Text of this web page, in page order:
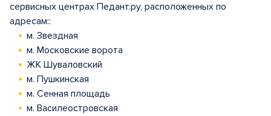
сервисных центрах Педант.ру, расположенных по
адресам::
м. Звездная
м. Московские ворота
ЖК Шуваловский
м. Пушкинская
м. Сенная площадь
м. Василеостровская